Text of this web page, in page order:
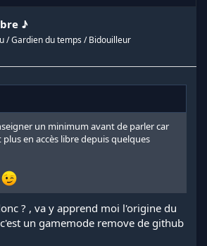
♪
/ Gardien du temps / Bidouilleur
un minimum avant de parler car
en accès libre depuis quelques
? , va y apprend moi l'origine du
un gamemode remove de github